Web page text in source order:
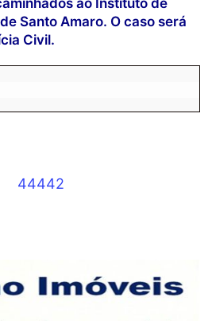
Santo Amaro. O caso será
Civil.